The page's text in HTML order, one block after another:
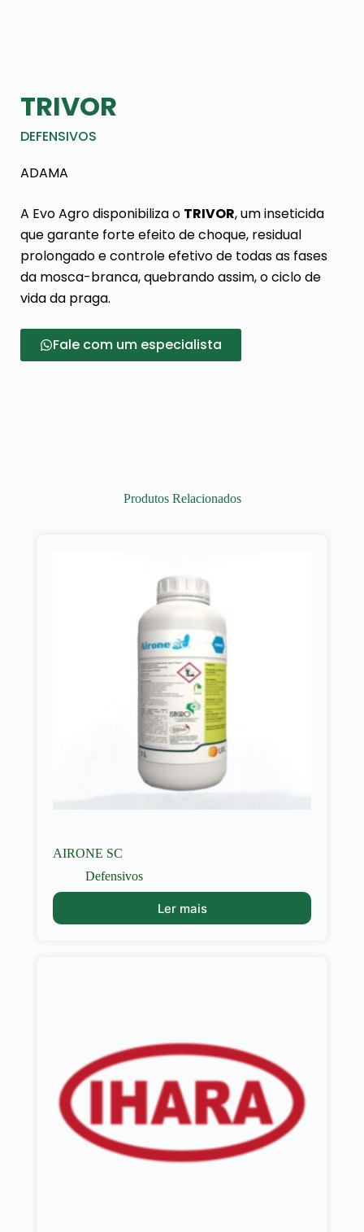
TRIVOR
DEFENSIVOS
ADAMA
A Evo Agro disponibiliza o TRIVOR, um inseticida
que garante forte efeito de choque, residual
prolongado e controle efetivo de todas as fases
da mosca-branca, quebrando assim, o ciclo de
vida da praga.
Fale com um especialista
Produtos Relacionados
AIRONE SC
Defensivos
Ler mais